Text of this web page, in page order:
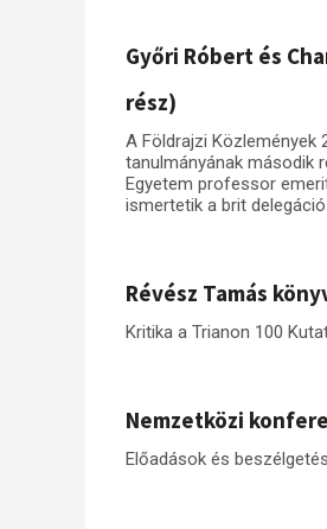
Győri Róbert és
rész)
A Földrajzi Közlemények
tanulmányának második
Egyetem professor
ismertetik a brit
Révész Tamás
Kritika a Trianon 100
Nemzetközi
Előadások és